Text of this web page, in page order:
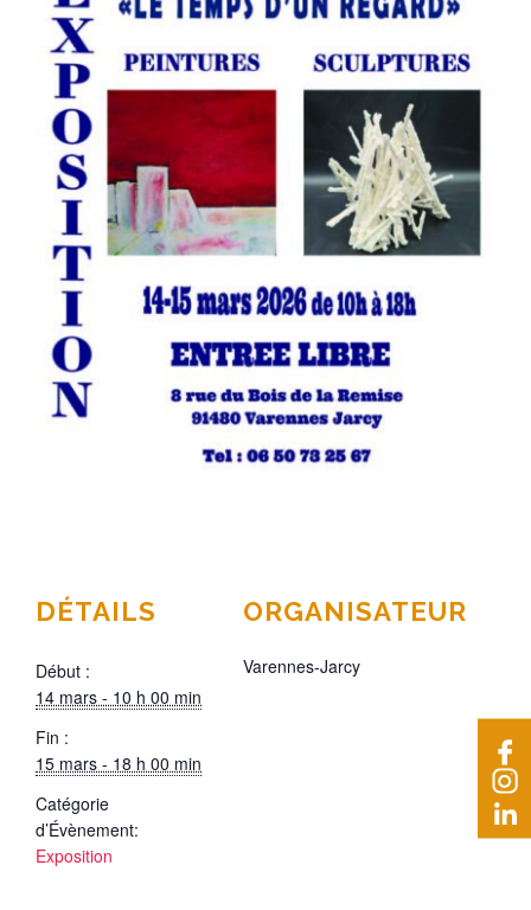
DÉTAILS
Début :
14 mars - 10 h 00 min
Fin :
15 mars - 18 h 00 min
Catégorie
d’Évènement:
Exposition
ORGANISATEUR
Varennes-Jarcy